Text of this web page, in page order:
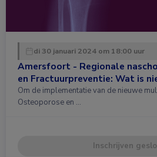
di 30 januari 2024 om 18:00 uur
Amersfoort - Regionale
en Fractuurpreventie: Wat is
Om de implementatie van de nieuwe
Osteoporose en …
Inschrijven